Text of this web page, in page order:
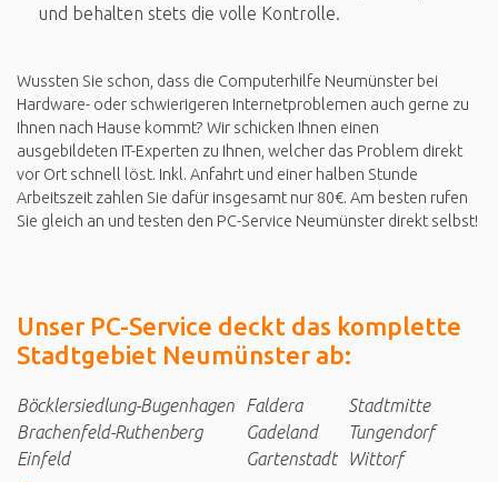
und behalten stets die volle Kontrolle.
Wussten Sie schon, dass die Computerhilfe Neumünster bei
Hardware- oder schwierigeren Internetproblemen auch gerne zu
Ihnen nach Hause kommt? Wir schicken Ihnen einen
ausgebildeten IT-Experten zu Ihnen, welcher das Problem direkt
vor Ort schnell löst. Inkl. Anfahrt und einer halben Stunde
Arbeitszeit zahlen Sie dafür insgesamt nur 80€. Am besten rufen
Sie gleich an und testen den PC-Service Neumünster direkt selbst!
Unser PC-Service deckt das komplette
Stadtgebiet Neumünster ab:
Böcklersiedlung-Bugenhagen Faldera
Stadtmitte
Brachenfeld-Ruthenberg
Gadeland
Tungendorf
Einfeld
Gartenstadt Wittorf